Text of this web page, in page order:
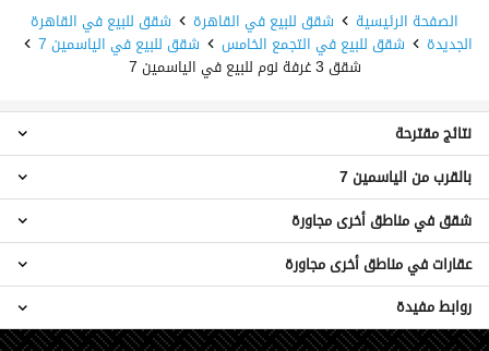
الصفحة الرئيسية
شقق للبيع في القاهرة شقق للبيع في القاهرة
الجديدة شقق للبيع في التجمع الخامس شقق للبيع في الياسمين 7
شقق 3 غرفة نوم للبيع في الياسمين 7
شقق 4 غرف نوم للبيع في الياسمين 7
شقق 5 غرف نوم للبيع في الياسمين 7
شقق للبيع في الياسمين 7
دوبليكس للبيع في الياسمين 7
فيلات للبيع في الياسمين 7
عقارات للبيع في الياسمين 7
نتائج مقترحة
شقق 3 غرف نوم للبيع في الياسمين 5
شقق 3 غرف نوم للبيع في الياسمين 3
شقق 3 غرف نوم للبيع في البنفسج عمارات
شقق 3 غرف نوم للبيع في البنفسج 12
شقق 3 غرف نوم للبيع في الياسمين 6
بالقرب من الياسمين 7
شقق للبيع في القطامية
شقق للبيع في شيراتون
شقق للبيع في مدينة نصر
شقق في مناطق أخرى مجاورة
عقارات للبيع في القطامية
عقارات للبيع في شيراتون
عقارات في مناطق أخرى مجاورة
روابط مفيدة